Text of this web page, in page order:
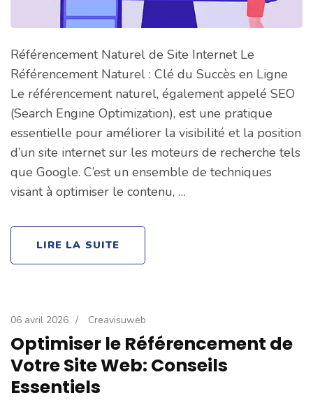
Référencement Naturel de Site Internet Le
Référencement Naturel : Clé du Succès en Ligne
Le référencement naturel, également appelé SEO
(Search Engine Optimization), est une pratique
essentielle pour améliorer la visibilité et la position
d’un site internet sur les moteurs de recherche tels
que Google. C’est un ensemble de techniques
visant à optimiser le contenu, …
LIRE LA SUITE
06 avril 2026 / Creavisuweb
Optimiser le Référencement de
Votre Site Web: Conseils
Essentiels